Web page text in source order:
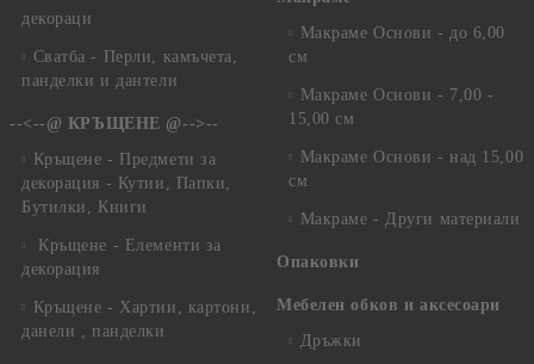
декораци
Сватба - Перли, камъчета,
панделки и дантели
--<--@ КРЪЩЕНЕ @-->--
Кръщене - Предмети за
декорация - Кутии, Папки,
Бутилки, Книги
Кръщене - Елементи за
декорация
Кръщене - Хартии, картони,
данели , панделки
Макраме Основи - до 6,00
см
Макраме Основи - 7,00 -
15,00 см
Макраме Основи - над 15,00
см
Макраме - Други материали
Опаковки
Мебелен обков и аксесоари
Дръжки